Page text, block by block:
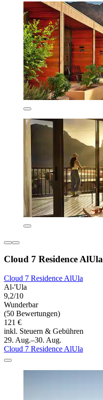
Cloud 7 Residence AlUla
Cloud 7 Residence AlUla
Al-'Ula
9,2/10
Wunderbar
(50 Bewertungen)
121 €
inkl. Steuern & Gebühren
29. Aug.–30. Aug.
Cloud 7 Residence AlUla